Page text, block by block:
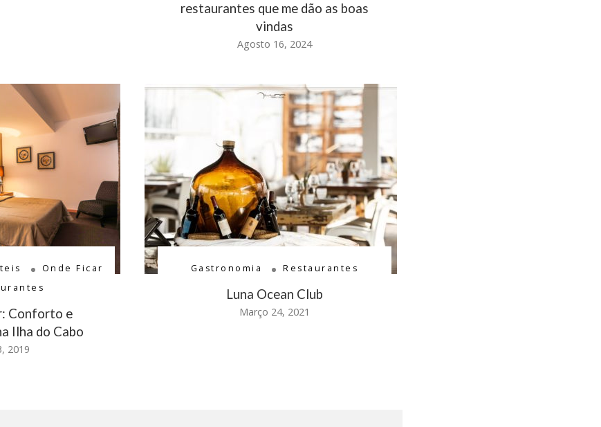
restaurantes que me dão as boas
vindas
Agosto 16, 2024
Onde Ficar
Conforto e
Ilha do Cabo
2019
Gastronomia Restaurantes
Luna Ocean Club
Março 24, 2021